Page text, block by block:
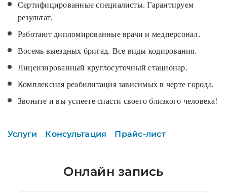
Сертифицированные специалисты. Гарантируем
результат.
Работают дипломированные врачи и медперсонал.
Восемь выездных бригад. Все виды кодирования.
Лицензированный круглосуточный стационар.
Комплексная реабилитация зависимых в черте города.
Звоните и вы успеете спасти своего близкого человека!
Услуги Консультация Прайс-лист
Онлайн запись